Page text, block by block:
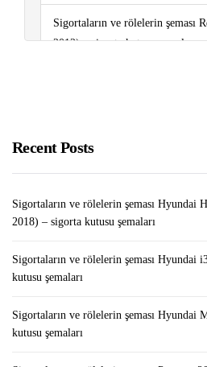
Sigortaların ve rölelerin şeması
2012) – sigorta kutusu şemaları
Recent Posts
Sigortaların ve rölelerin şeması
2018) – sigorta kutusu şemaları
Sigortaların ve rölelerin şeması Hyundai
kutusu şemaları
Sigortaların ve rölelerin şeması Hyundai
kutusu şemaları